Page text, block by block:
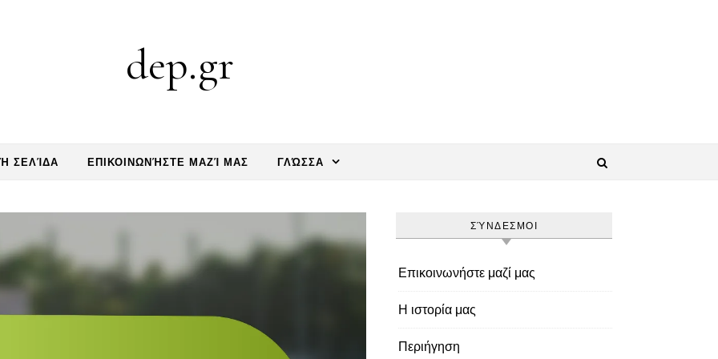
dep.gr
ΣΕΛΊΔΑ ΕΠΙΚΟΙΝΩΝΉΣΤΕ ΜΑΖΊ ΜΑΣ ΓΛΏΣΣΑ
ΣΎΝΔΕΣΜΟΙ
Επικοινωνήστε μαζί μας
Η ιστορία μας
Περιήγηση